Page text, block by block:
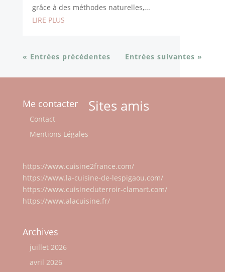
grâce à des méthodes naturelles,...
LIRE PLUS
« Entrées précédentes Entrées suivantes »
Me contacter
Contact
Mentions Légales
Sites amis
https://www.cuisine2france.com/
https://www.la-cuisine-de-lespigaou.com/
https://www.cuisineduterroir-clamart.com/
https://www.alacuisine.fr/
Archives
juillet 2026
avril 2026